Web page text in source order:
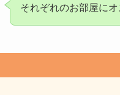
それぞれのお部屋に